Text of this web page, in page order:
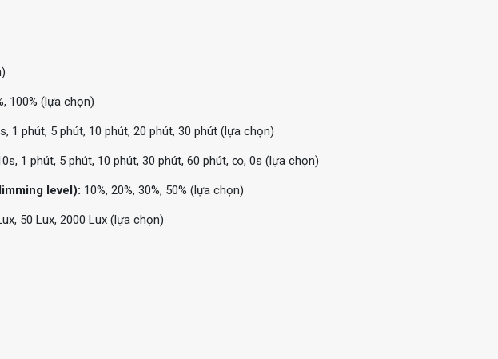
100% (lựa chọn)
1 phút, 5 phút, 10 phút, 20 phút, 30 phút (lựa chọn)
1 phút, 5 phút, 10 phút, 30 phút, 60 phút, ∞, 0s (lựa chọn)
level): 10%, 20%, 30%, 50% (lựa chọn)
50 Lux, 2000 Lux (lựa chọn)